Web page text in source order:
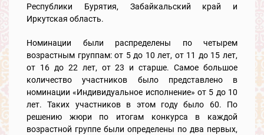
Республики Бурятия, Забайкальский край и
Иркутская область.
Номинации были распределены по четырем
возрастным группам: от 5 до 10 лет, от 11 до 15 лет,
от 16 до 22 лет, от 23 и старше. Самое большое
количество участников было представлено в
номинации «Индивидуальное исполнение» от 5 до 10
лет. Таких участников в этом году было 60. По
решению жюри по итогам конкурса в каждой
возрастной группе были определены по два первых,